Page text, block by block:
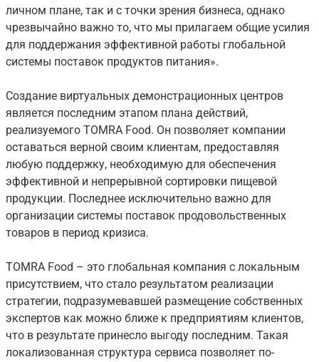
личном плане, так и с точки зрения бизнеса, однако
чрезвычайно важно то, что мы прилагаем общие усилия
для поддержания эффективной работы глобальной
системы поставок продуктов питания».
Создание виртуальных демонстрационных центров
является последним этапом плана действий,
реализуемого TOMRA Food. Он позволяет компании
оставаться верной своим клиентам, предоставляя
любую поддержку, необходимую для обеспечения
эффективной и непрерывной сортировки пищевой
продукции. Последнее исключительно важно для
организации системы поставок продовольственных
товаров в период кризиса.
TOMRA Food – это глобальная компания с локальным
присутствием, что стало результатом реализации
стратегии, подразумевавшей размещение собственных
экспертов как можно ближе к предприятиям клиентов,
что в результате принесло выгоду последним. Такая
локализованная структура сервиса позволяет по-